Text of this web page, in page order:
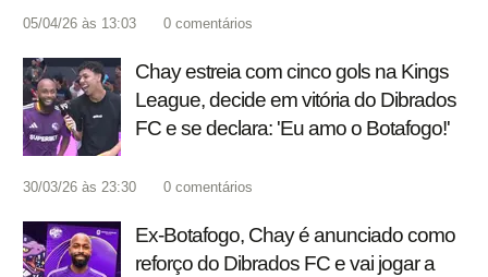
05/04/26 às 13:03 0 comentários
Chay estreia com cinco gols na Kings
League, decide em vitória do Dibrados
FC e se declara: 'Eu amo o Botafogo!'
30/03/26 às 23:30 0 comentários
Ex-Botafogo, Chay é anunciado como
reforço do Dibrados FC e vai jogar a